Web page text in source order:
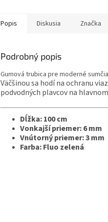
Popis Diskusia Značka
Podrobný popis
Gumová trubica pre moderné
Väčšinou sa hodí na ochranu
podvodných plavcov na
Dĺžka: 100 cm
Vonkajší priemer: 6 mm
Vnútorný priemer: 3 mm
Farba: Fluo zelená